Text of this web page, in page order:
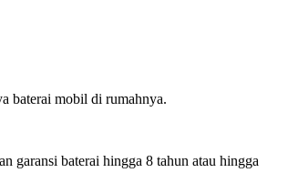
baterai mobil di rumahnya.
garansi baterai hingga 8 tahun atau hingga